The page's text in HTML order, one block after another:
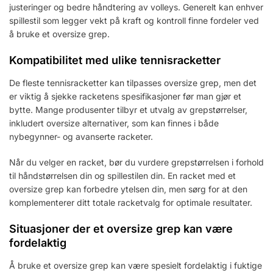
justeringer og bedre håndtering av volleys. Generelt kan enhver
spillestil som legger vekt på kraft og kontroll finne fordeler ved
å bruke et oversize grep.
Kompatibilitet med ulike tennisracketter
De fleste tennisracketter kan tilpasses oversize grep, men det
er viktig å sjekke racketens spesifikasjoner før man gjør et
bytte. Mange produsenter tilbyr et utvalg av grepstørrelser,
inkludert oversize alternativer, som kan finnes i både
nybegynner- og avanserte racketer.
Når du velger en racket, bør du vurdere grepstørrelsen i forhold
til håndstørrelsen din og spillestilen din. En racket med et
oversize grep kan forbedre ytelsen din, men sørg for at den
komplementerer ditt totale racketvalg for optimale resultater.
Situasjoner der et oversize grep kan være
fordelaktig
Å bruke et oversize grep kan være spesielt fordelaktig i fuktige